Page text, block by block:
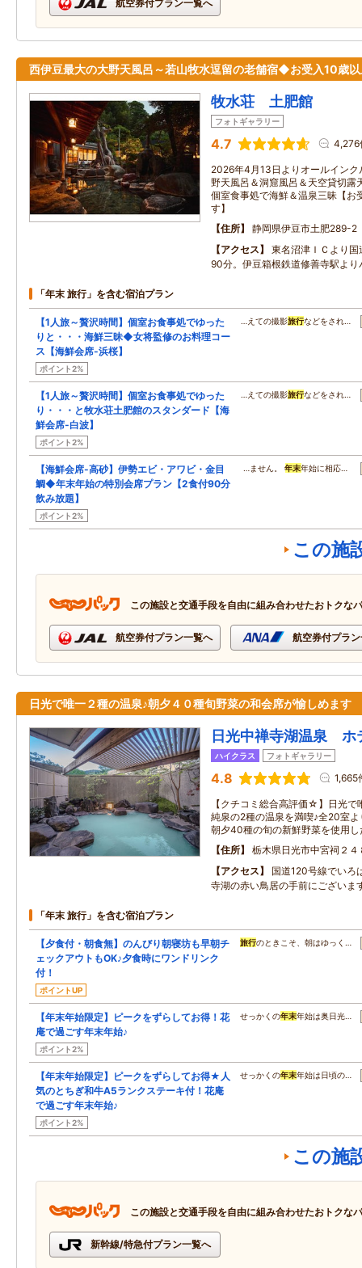
航空券付プラン一覧へ
西伊豆最大の大野天風呂～若山牧水逗留の老舗宿◆お受入10歳
牧水荘 土肥館
フォトギャラリー
4.7 4,276
2026年4月13日よりオールイン
野天風呂＆洞窟風呂＆天空貸切露
個室食事処で海鮮＆温泉三昧【お
す】
住所
静岡県伊豆市土肥289-2
アクセス
東名沼津ＩＣより
90分。伊豆箱根鉄道修善寺駅よ
「年末 旅行」を含む宿泊プラン
【1人旅～贅沢時間】個室お食事処でゆった
りと・・・海鮮三昧◆女将監修のお料理コー
ス【海鮮会席-浜桜】
ポイント2%
…えての撮影旅行などをされ…
【1人旅～贅沢時間】個室お食事処でゆった
り・・・と牧水荘土肥館のスタンダード【海
鮮会席-白波】
ポイント2%
…えての撮影旅行などをされ…
【海鮮会席-高砂】伊勢エビ・アワビ・金目
鯛◆年末年始の特別会席プラン【2食付90分
飲み放題】
ポイント2%
…ません。年末年始に相応…
この施
この施設と交通手段を自由に組み合わせたおトクな
航空券付プラン一覧へ 航空券付プラ
日光で唯一２種の温泉♪朝夕４０種旬野菜の和会席が愉しめます
日光中禅寺湖温泉
ハイクラス フォトギャラリー
4.8 1,665
【クチコミ総合高評価☆】日光
純泉の2種の温泉を満喫♪全20室
朝夕40種の旬の新鮮野菜を使用
住所
栃木県日光市中宮祠２４
アクセス
国道120号線でいろ
寺湖の赤い鳥居の手前にございま
「年末 旅行」を含む宿泊プラン
【夕食付・朝食無】のんびり朝寝坊も早朝チ
ェックアウトもOK♪夕食時にワンドリンク
付！
ポイントUP
旅行のときこそ、朝はゆっく…
【年末年始限定】ピークをずらしてお得！花
庵で過ごす年末年始♪
ポイント2%
せっかくの年末年始は奥日光…
【年末年始限定】ピークをずらしてお得★人
気のとちぎ和牛A5ランクステーキ付！花庵
で過ごす年末年始♪
ポイント2%
せっかくの年末年始は日頃の…
この施
この施設と交通手段を自由に組み合わせたおトクな
新幹線/特急付プラン一覧へ